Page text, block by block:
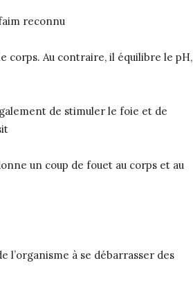
reconnu
corps. Au contraire, il équilibre le pH,
de stimuler le foie et de
un coup de fouet au corps et au
l’organisme à se débarrasser des